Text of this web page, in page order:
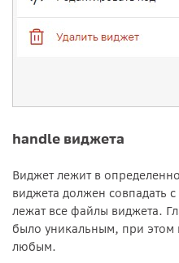
handle виджета
Виджет лежит в
виджета должен совпадать
лежат все файлы виджета.
было уникальным, при
любым.